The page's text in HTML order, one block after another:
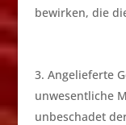
bewirken, die
Angelieferte
unwesentliche
unbeschadet